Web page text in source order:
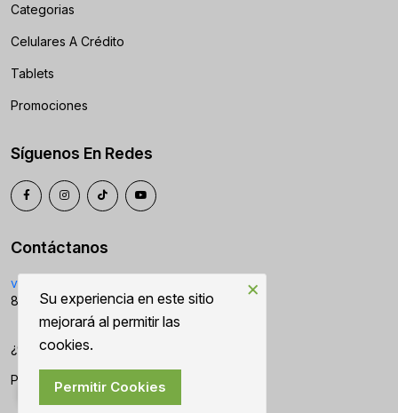
Categorias
Celulares A Crédito
Tablets
Promociones
Síguenos En Redes
Contáctanos
ventas2@citycell.mx
899-963-4727
¿Cómo Puedo Ayudarte?
Políticas
Su experiencia en este sitio
mejorará al permitir las
cookies.
Permitir Cookies
×